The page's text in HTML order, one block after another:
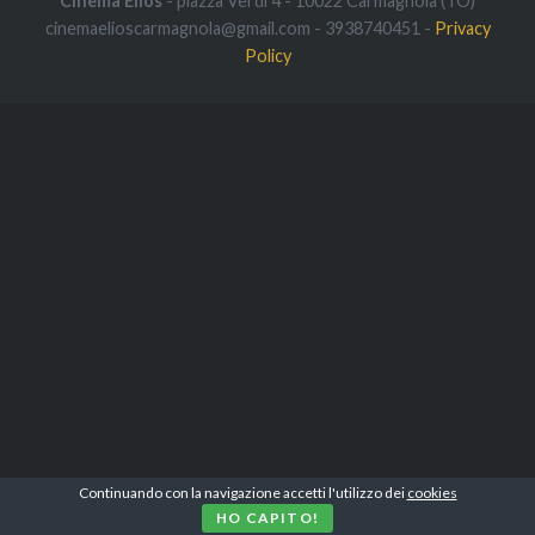
cinemaelioscarmagnola@gmail.com - 3938740451 - Privacy
Policy
Continuando con la navigazione accetti l'utilizzo dei cookies
HO CAPITO!